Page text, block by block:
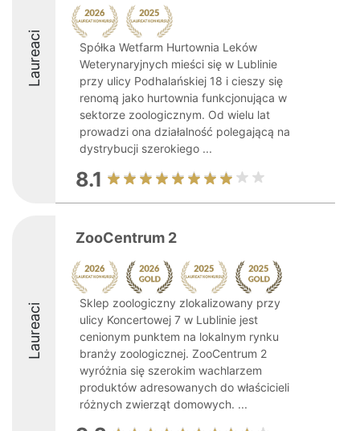
Laureaci
Spółka Wetfarm Hurtownia Leków
Weterynaryjnych mieści się w Lublinie
przy ulicy Podhalańskiej 18 i cieszy się
renomą jako hurtownia funkcjonująca w
sektorze zoologicznym. Od wielu lat
prowadzi ona działalność polegającą na
dystrybucji szerokiego ...
8.1
Laureaci
ZooCentrum 2
Sklep zoologiczny zlokalizowany przy
ulicy Koncertowej 7 w Lublinie jest
cenionym punktem na lokalnym rynku
branży zoologicznej. ZooCentrum 2
wyróżnia się szerokim wachlarzem
produktów adresowanych do właścicieli
różnych zwierząt domowych. ...